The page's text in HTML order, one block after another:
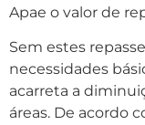
Apae o valor de
Sem estes
necessidades
acarreta a
áreas. De acordo